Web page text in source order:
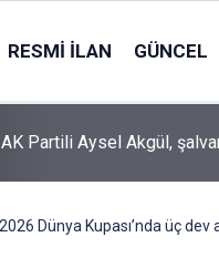
RESMI İLAN GÜNCEL
AK Partili Aysel Akgül,
Dünya Kupası’nda üç